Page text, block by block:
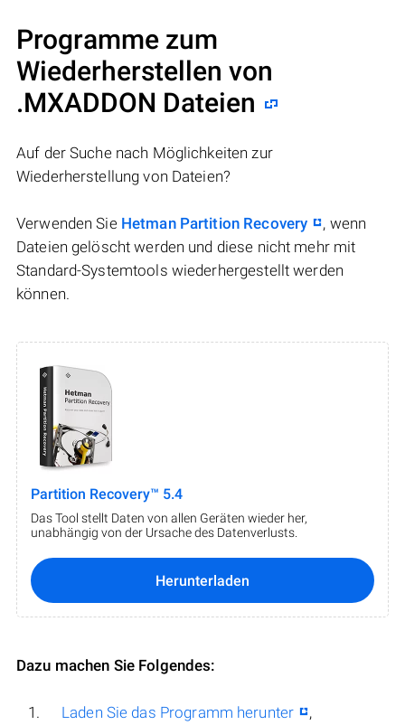
Programme zum
Wiederherstellen von
.MXADDON Dateien
Auf der Suche nach Möglichkeiten zur
Wiederherstellung von Dateien?
Verwenden Sie Hetman Partition Recovery
, wenn
Dateien gelöscht werden und diese nicht mehr mit
Standard-Systemtools wiederhergestellt werden
können.
Partition Recovery™ 5.4
Das Tool stellt Daten von allen Geräten wieder her,
unabhängig von der Ursache des Datenverlusts.
Herunterladen
Dazu machen Sie Folgendes:
Laden Sie das Programm herunter
,